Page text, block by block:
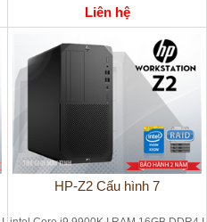
Liên hệ
HP-Z2 Cấu hình 7